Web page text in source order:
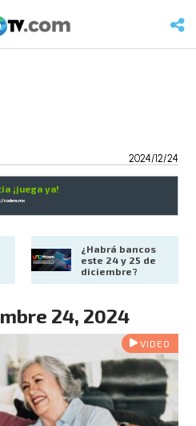
2024/12/24
¡juega ya!
codere.mx
¿Habrá bancos
este 24 y 25 de
diciembre?
24, 2024
VIDEO